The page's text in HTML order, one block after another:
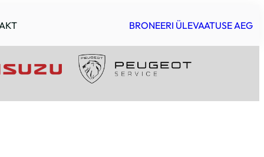
BRONEERI ÜLEVAATUSE AEG